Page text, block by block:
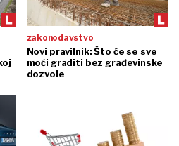
zakonodavstvo
Novi pravilnik: Što će se sve
moći graditi bez građevinske
dozvole